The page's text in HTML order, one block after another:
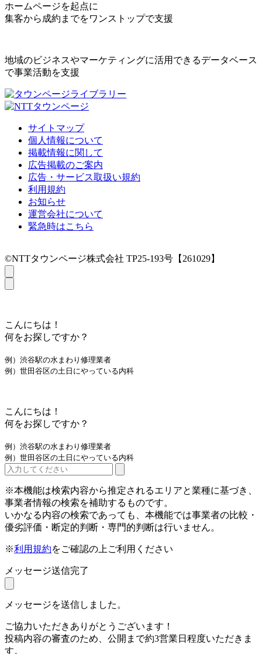
ホームページを起点に
集客から成約までをワンストップで支援
地域のビジネスやマーケティングに活用できるデータベース
で事業活動を支援
サイトマップ
個人情報について
掲載情報に関して
広告掲載のご案内
広告・サービス取扱い規約
利用規約
お知らせ
運営会社について
緊急時はこちら
©NTTタウンページ株式会社 TP25-193号【261029】
こんにちは！
何をお探しですか？
例）渋谷駅の水まわり修理業者
例）世田谷区の土日にやっている内科
こんにちは！
何をお探しですか？
例）渋谷駅の水まわり修理業者
例）世田谷区の土日にやっている内科
※本機能は検索内容から推定されるエリアと業種に基づき、
事業者情報の検索を補助するものです。
いかなる内容の検索であっても、本機能では事業者の比較・
優劣評価・断定的判断・専門的判断は行いません。
※利用規約をご確認の上ご利用ください
メッセージ送信完了
メッセージを送信しました。
ご協力いただきありがとうございます！
投稿内容の審査のため、公開まで約3営業日程度いただきま
す。